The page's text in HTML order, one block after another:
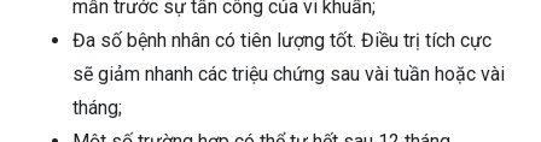
mẫn trước sự tấn công của vi khuẩn;
Đa số bệnh nhân có tiên lượng tốt. Điều trị tích cực
sẽ giảm nhanh các triệu chứng sau vài tuần hoặc vài
tháng;